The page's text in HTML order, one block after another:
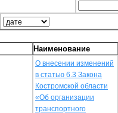
Наименование
О внесении изменений
в статью 6.3 Закона
Костромской области
«Об организации
транспортного